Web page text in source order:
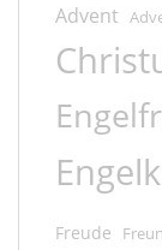
Advent
Freude